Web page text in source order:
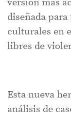
versión más
diseñada
culturales en
libres de
Esta nueva
análisis de